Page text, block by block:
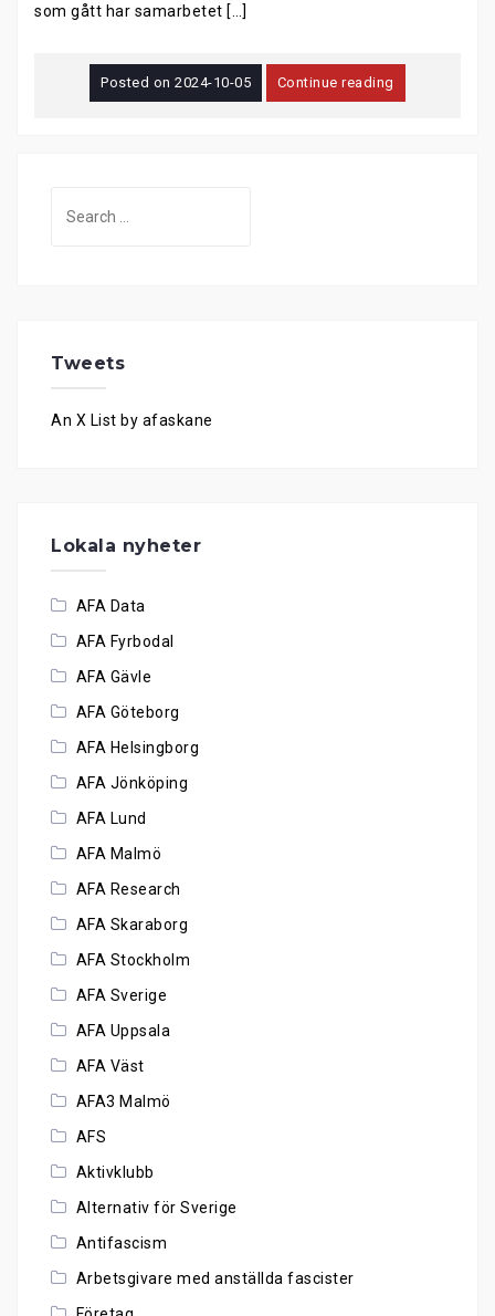
som gått har samarbetet […]
Posted on2024-10-05 Continue reading
Tweets
An X List by afaskane
Lokala nyheter
AFA Data
AFA Fyrbodal
AFA Gävle
AFA Göteborg
AFA Helsingborg
AFA Jönköping
AFA Lund
AFA Malmö
AFA Research
AFA Skaraborg
AFA Stockholm
AFA Sverige
AFA Uppsala
AFA Väst
AFA3 Malmö
AFS
Aktivklubb
Alternativ för Sverige
Antifascism
Arbetsgivare med anställda fascister